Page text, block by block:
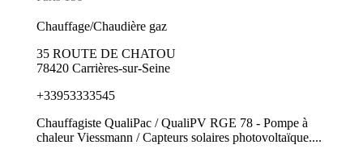
Chauffage/Chaudière gaz
35 ROUTE DE CHATOU
78420 Carrières-sur-Seine
+33953333545
Chauffagiste QualiPac / QualiPV RGE 78 - Pompe à
chaleur Viessmann / Capteurs solaires photovoltaïque....